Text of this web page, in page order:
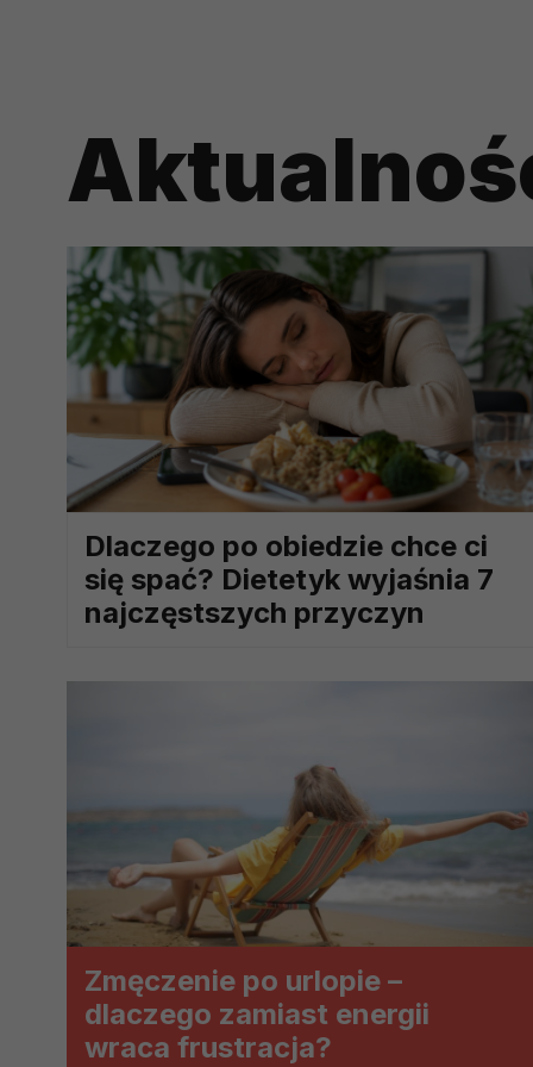
Dlaczego po obiedzie chce ci
się spać? Dietetyk wyjaśnia 7
najczęstszych przyczyn
Zmęczenie po urlopie –
dlaczego zamiast energii
wraca frustracja?
np. agencjom marketingowym,
obowiązującego prawa np. sądy
prawną. Pragniemy też
Jakie masz prawa w stosunku
Masz między innymi prawo do
także wycofać zgodę na
szczegółowo tutaj.
Jakie są podstawy prawne
Każde przetwarzanie Twoich
Podstawą prawną przetwarzania
analizowania ich i
(tymi umowami są zazwyczaj
prawną dla pomiarów
Przetwarzanie Twoich danych w
zgody.